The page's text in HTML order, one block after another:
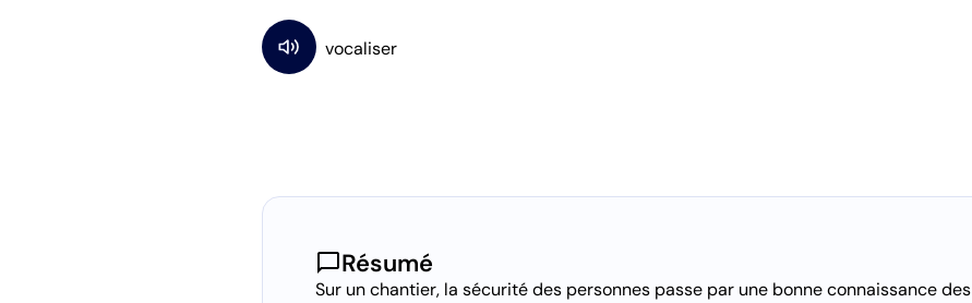
chat_bubbleRésumé
Sur un chantier, la sécurité des personnes passe par une bonne connaissance